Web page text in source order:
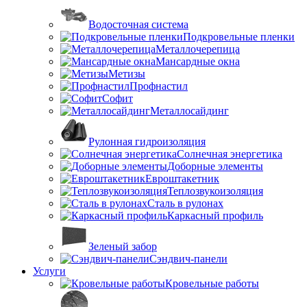
Водосточная система
Подкровельные пленки
Металлочерепица
Мансардные окна
Метизы
Профнастил
Софит
Металлосайдинг
Рулонная гидроизоляция
Солнечная энергетика
Доборные элементы
Евроштакетник
Теплозвукоизоляция
Сталь в рулонах
Каркасный профиль
Зеленый забор
Сэндвич-панели
Услуги
Кровельные работы